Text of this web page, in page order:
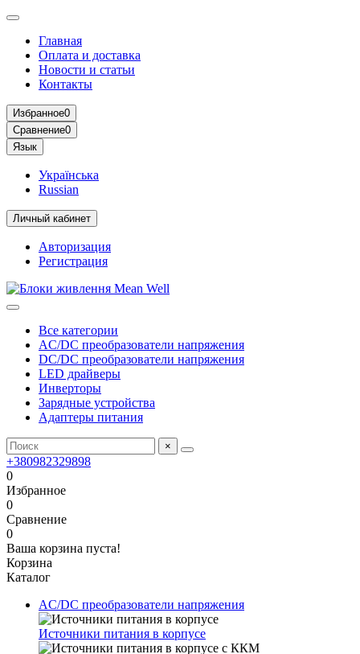
Главная
Оплата и доставка
Новости и статьи
Контакты
Избранное0
Сравнение0
Язык
Українська
Russian
Личный кабинет
Авторизация
Регистрация
Все категории
AC/DC преобразователи напряжения
DC/DC преобразователи напряжения
LED драйверы
Инверторы
Зарядные устройства
Адаптеры питания
×
+380982329898
0
Избранное
0
Сравнение
0
Ваша корзина пуста!
Корзина
Каталог
AC/DC преобразователи напряжения
Источники питания в корпусе